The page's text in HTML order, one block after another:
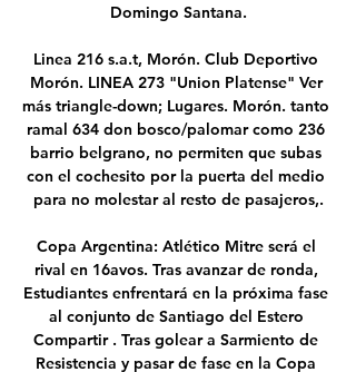
Domingo Santana.
Linea 216 s.a.t, Morón. Club Deportivo
Morón. LINEA 273 "Union Platense" Ver
más triangle-down; Lugares. Morón. tanto
ramal 634 don bosco/palomar como 236
barrio belgrano, no permiten que subas
con el cochesito por la puerta del medio
para no molestar al resto de pasajeros,.
Copa Argentina: Atlético Mitre será el
rival en 16avos. Tras avanzar de ronda,
Estudiantes enfrentará en la próxima fase
al conjunto de Santiago del Estero
Compartir . Tras golear a Sarmiento de
Resistencia y pasar de fase en la Copa